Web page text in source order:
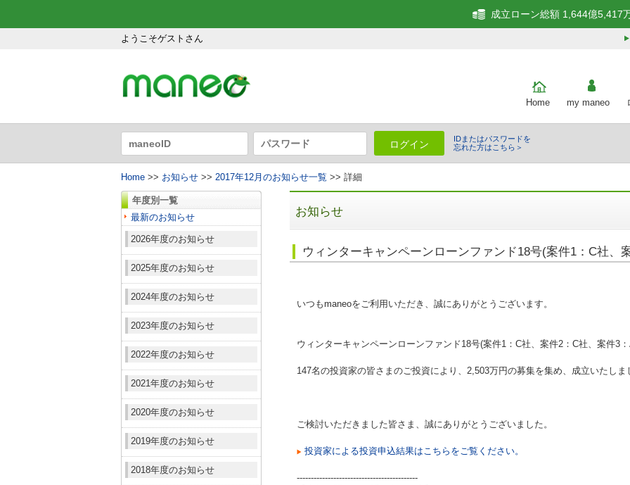
ようこそゲストさん
成立ローン総額 1,644億5,417
Home my maneo
ログイン
IDまたはパスワードを
忘れた方はこちら＞
Home >> お知らせ >> 2017年12月のお知らせ一覧 >> 詳細
年度別一覧
最新のお知らせ
2026年度のお知らせ
2025年度のお知らせ
2024年度のお知らせ
2023年度のお知らせ
2022年度のお知らせ
2021年度のお知らせ
2020年度のお知らせ
2019年度のお知らせ
2018年度のお知らせ
お知らせ
ウィンターキャンペーンローンファンド18号(案件1：C社、
いつもmaneoをご利用いただき、誠にありがとうございます。
ウィンターキャンペーンローンファンド18号(案件1：C社、案件2：C社、案件3
147名の投資家の皆さまのご投資により、2,503万円の募集を集め、成立いたしま
ご検討いただきました皆さま、誠にありがとうございました。
投資家による投資申込結果はこちらをご覧ください。
-------------------------------------------